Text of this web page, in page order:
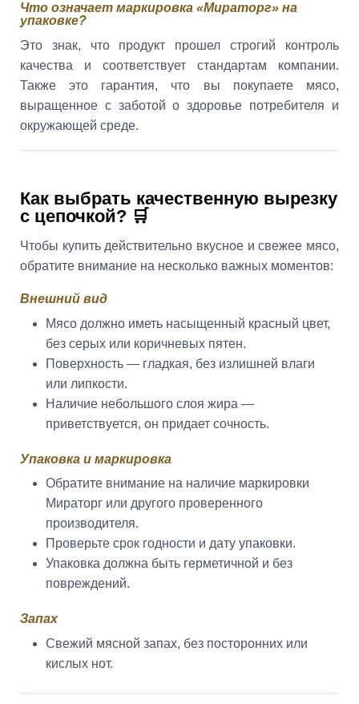
Что означает маркировка «Мираторг» на
упаковке?
Это знак, что продукт прошел строгий контроль
качества и соответствует стандартам компании.
Также это гарантия, что вы покупаете мясо,
выращенное с заботой о здоровье потребителя и
окружающей среде.
Как выбрать качественную вырезку
с цепочкой? 🛒
Чтобы купить действительно вкусное и свежее мясо,
обратите внимание на несколько важных моментов:
Внешний вид
Мясо должно иметь насыщенный красный цвет,
без серых или коричневых пятен.
Поверхность — гладкая, без излишней влаги
или липкости.
Наличие небольшого слоя жира —
приветствуется, он придает сочность.
Упаковка и маркировка
Обратите внимание на наличие маркировки
Мираторг или другого проверенного
производителя.
Проверьте срок годности и дату упаковки.
Упаковка должна быть герметичной и без
повреждений.
Запах
Свежий мясной запах, без посторонних или
кислых нот.